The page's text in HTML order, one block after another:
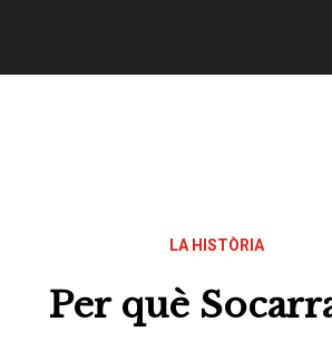
LA HISTÒRIA
Per què